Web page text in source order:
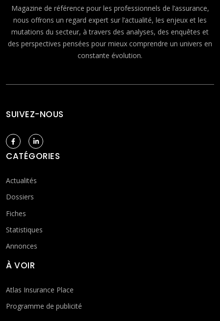
Magazine de référence pour les professionnels de l’assurance,
nous offrons un regard expert sur l’actualité, les enjeux et les
mutations du secteur, à travers des analyses, des enquêtes et
des perspectives pensées pour mieux comprendre un univers en
constante évolution.
SUIVEZ-NOUS
CATÉGORIES
Actualités
Dossiers
Fiches
Statistiques
Annonces
À VOIR
Atlas Insurance Place
Programme de publicité